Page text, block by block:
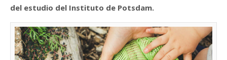
del estudio del Instituto de Potsdam.